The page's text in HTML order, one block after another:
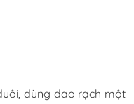
dùng dao rạch một